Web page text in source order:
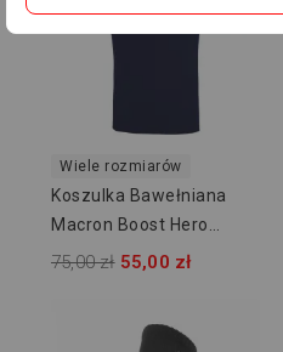
Wiele rozmiarów
Koszulka Bawełniana
Macron Boost Hero
918707
75,00 zł 55,00 zł